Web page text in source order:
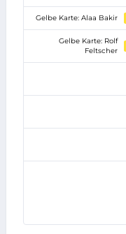
Gelbe Karte: Alaa Bakir
Gelbe Karte: Rolf
Feltscher